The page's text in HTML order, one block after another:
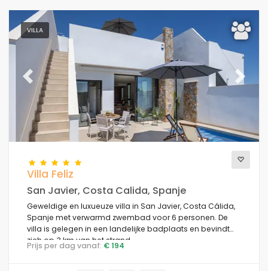
VILLA
Previous Next
Villa Feliz
San Javier, Costa Calida, Spanje
Geweldige en luxueuze villa in San Javier, Costa Cálida,
Spanje met verwarmd zwembad voor 6 personen. De
villa is gelegen in een landelijke badplaats en bevindt
zich op 3 km van het strand.
Prijs per dag vanaf: € 194